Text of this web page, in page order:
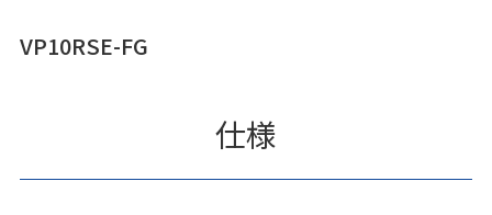
VP10RSE-FG
仕様